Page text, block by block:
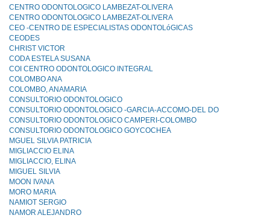
CENTRO ODONTOLOGICO LAMBEZAT-OLIVERA
CENTRO ODONTOLOGICO LAMBEZAT-OLIVERA
CEO -CENTRO DE ESPECIALISTAS ODONTOLóGICAS
CEODES
CHRIST VICTOR
CODA ESTELA SUSANA
COI CENTRO ODONTOLOGICO INTEGRAL
COLOMBO ANA
COLOMBO, ANAMARIA
CONSULTORIO ODONTOLOGICO
CONSULTORIO ODONTOLOGICO -GARCIA-ACCOMO-DEL DO
CONSULTORIO ODONTOLOGICO CAMPERI-COLOMBO
CONSULTORIO ODONTOLOGICO GOYCOCHEA
MGUEL SILVIA PATRICIA
MIGLIACCIO ELINA
MIGLIACCIO, ELINA
MIGUEL SILVIA
MOON IVANA
MORO MARIA
NAMIOT SERGIO
NAMOR ALEJANDRO